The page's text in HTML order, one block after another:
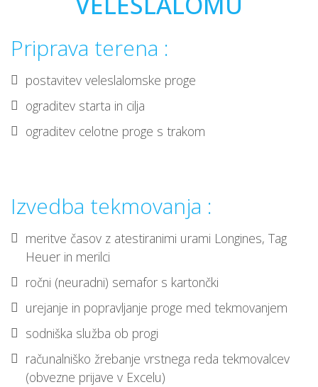
Priprava terena :
postavitev veleslalomske proge
ograditev starta in cilja
ograditev celotne proge s trakom
Izvedba tekmovanja :
meritve časov z atestiranimi urami Longines, Tag
Heuer in merilci
ročni (neuradni) semafor s kartončki
urejanje in popravljanje proge med tekmovanjem
sodniška služba ob progi
računalniško žrebanje vrstnega reda tekmovalcev
(obvezne prijave v Excelu)